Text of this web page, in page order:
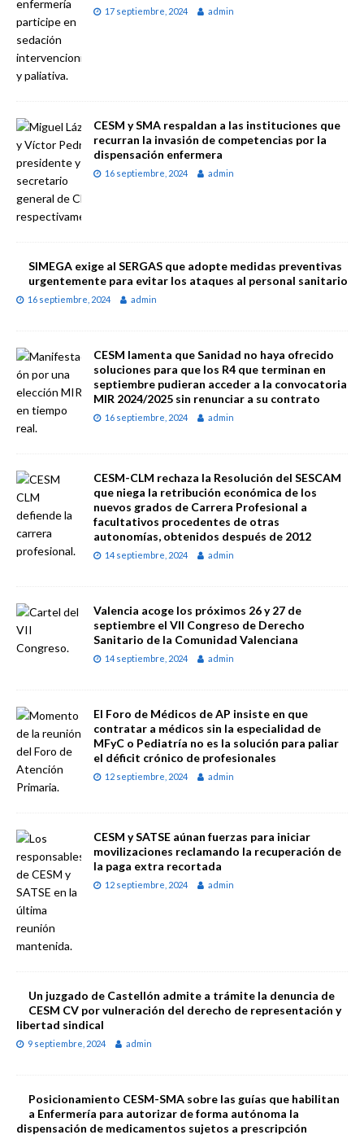
17 septiembre, 2024 admin
CESM y SMA respaldan a las instituciones que
recurran la invasión de competencias por la
dispensación enfermera
16 septiembre, 2024 admin
SIMEGA exige al SERGAS que adopte medidas preventivas
urgentemente para evitar los ataques al personal sanitario
16 septiembre, 2024 admin
CESM lamenta que Sanidad no haya ofrecido
soluciones para que los R4 que terminan en
septiembre pudieran acceder a la convocatoria
MIR 2024/2025 sin renunciar a su contrato
16 septiembre, 2024 admin
CESM-CLM rechaza la Resolución del SESCAM
que niega la retribución económica de los
nuevos grados de Carrera Profesional a
facultativos procedentes de otras
autonomías, obtenidos después de 2012
14 septiembre, 2024 admin
Valencia acoge los próximos 26 y 27 de
septiembre el VII Congreso de Derecho
Sanitario de la Comunidad Valenciana
14 septiembre, 2024 admin
El Foro de Médicos de AP insiste en que
contratar a médicos sin la especialidad de
MFyC o Pediatría no es la solución para paliar
el déficit crónico de profesionales
12 septiembre, 2024 admin
CESM y SATSE aúnan fuerzas para iniciar
movilizaciones reclamando la recuperación de
la paga extra recortada
12 septiembre, 2024 admin
Un juzgado de Castellón admite a trámite la denuncia de
CESM CV por vulneración del derecho de representación y
libertad sindical
9 septiembre, 2024 admin
Posicionamiento CESM-SMA sobre las guías que habilitan
a Enfermería para autorizar de forma autónoma la
dispensación de medicamentos sujetos a prescripción